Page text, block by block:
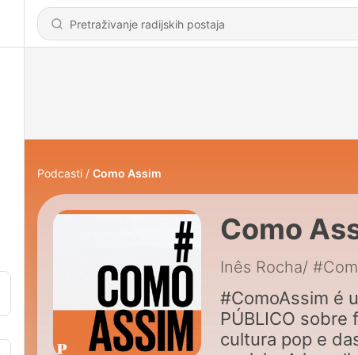
Podcasti Como Assim
Como
#ComoAssim é
PÚBLICO sobre
cultura pop e